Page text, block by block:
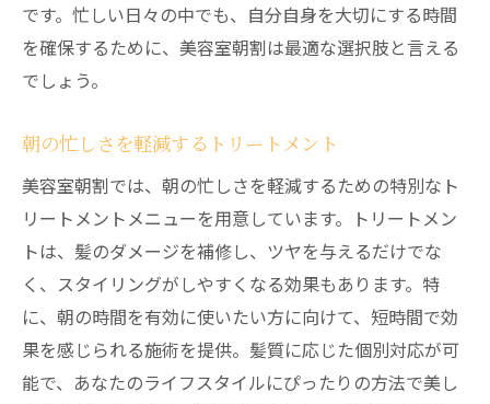
です。忙しい日々の中でも、自分自身を大切にする時間
を確保するために、美容室朝割は最適な選択肢と言える
でしょう。
朝の忙しさを軽減するトリートメント
美容室朝割では、朝の忙しさを軽減するための特別なト
リートメントメニューを用意しています。トリートメン
トは、髪のダメージを補修し、ツヤを与えるだけでな
く、スタイリングがしやすくなる効果もあります。特
に、朝の時間を有効に使いたい方に向けて、短時間で効
果を感じられる施術を提供。髪質に応じた個別対応が可
能で、あなたのライフスタイルにぴったりの方法で美し